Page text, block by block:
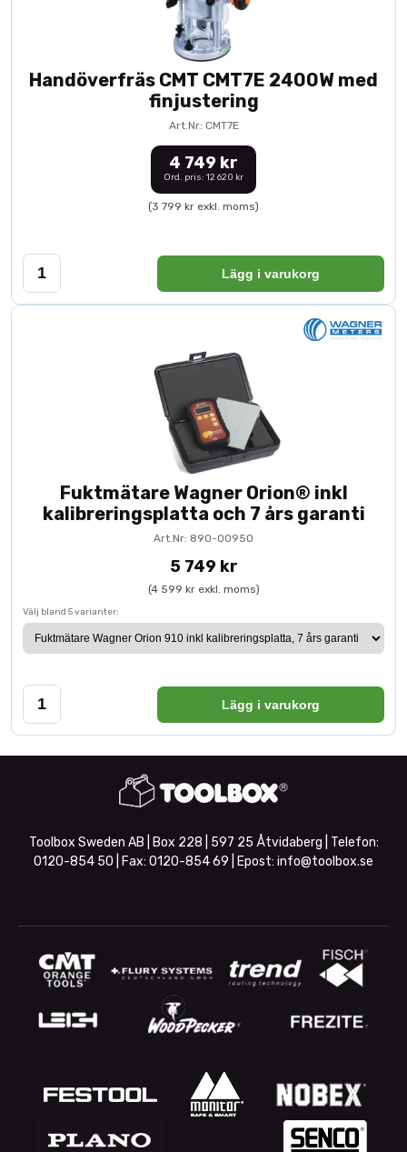
Handöverfräs CMT CMT7E 2400W med
finjustering
Art.Nr: CMT7E
4 749 kr
Ord. pris: 12 620 kr
(3 799 kr exkl. moms)
Lägg i varukorg
Fuktmätare Wagner Orion® inkl
kalibreringsplatta och 7 års garanti
Art.Nr: 890-00950
5 749 kr
(4 599 kr exkl. moms)
Välj bland 5 varianter:
Lägg i varukorg
Toolbox Sweden AB | Box 228 | 597 25 Åtvidaberg | Telefon:
0120-854 50 | Fax: 0120-854 69 | Epost: info@toolbox.se